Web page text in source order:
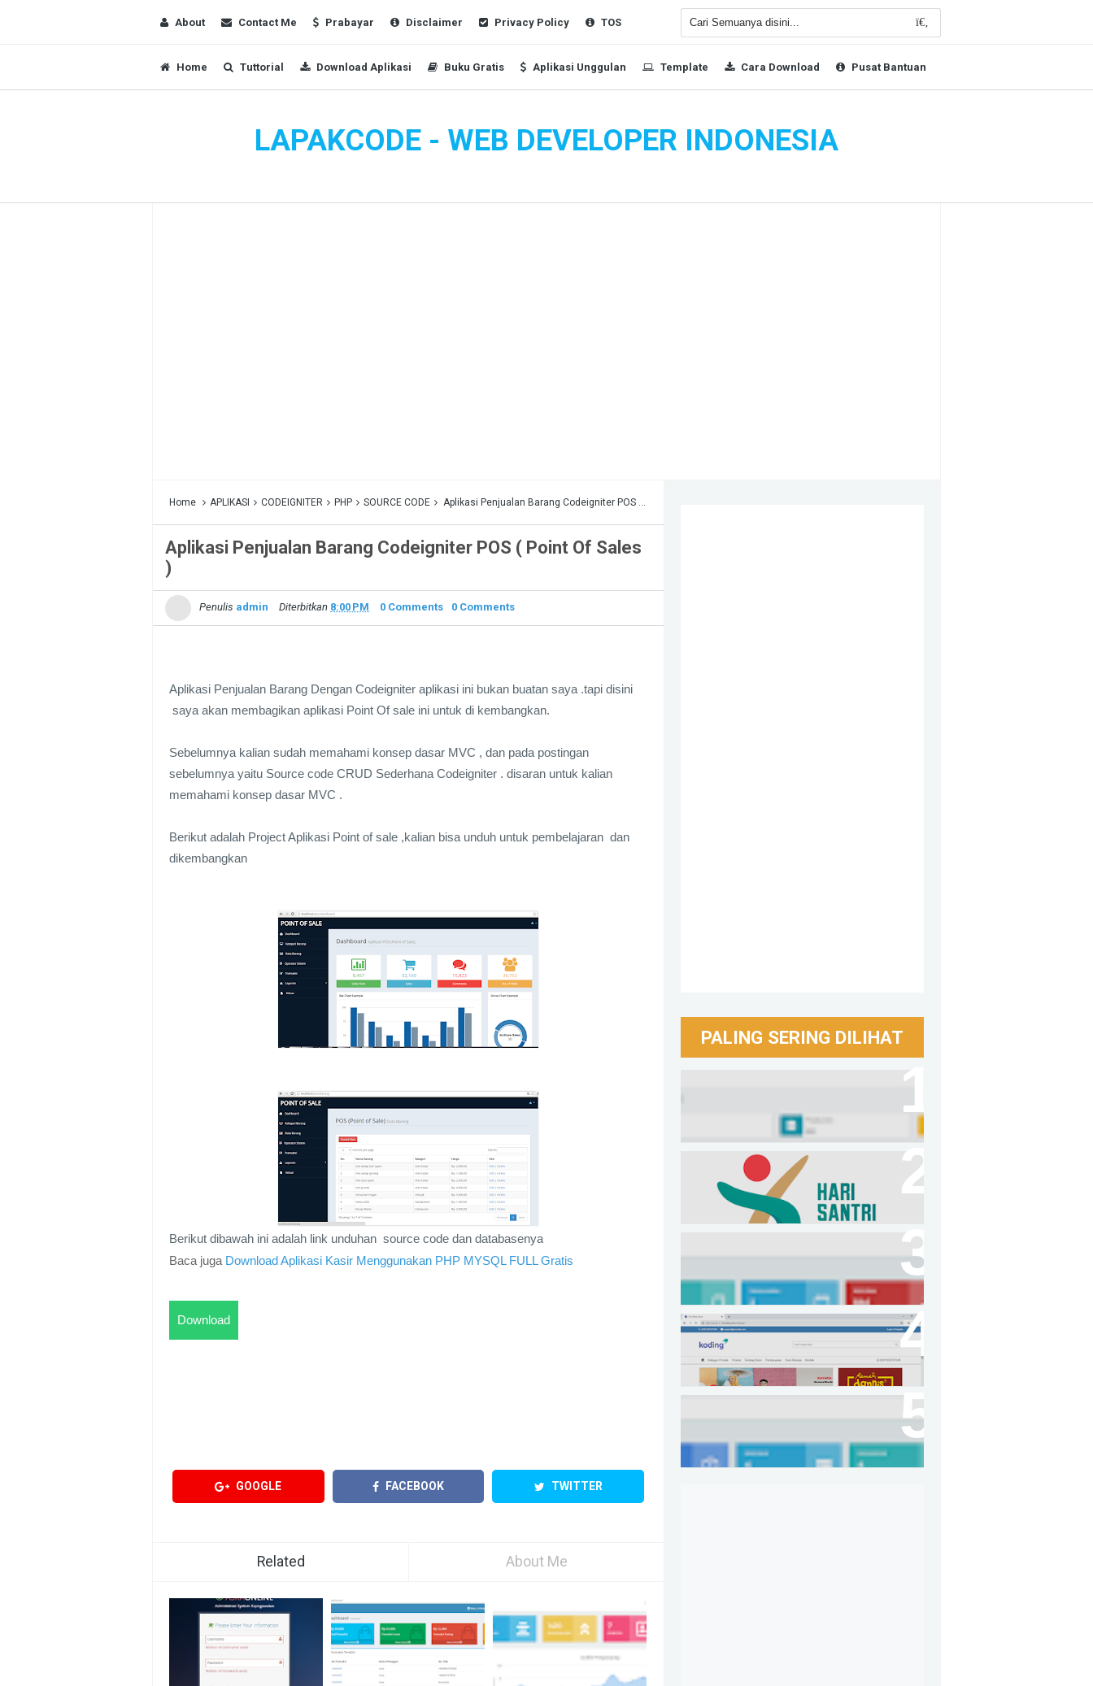
About Contact Me Prabayar Disclaimer Privacy Policy TOS
Home Tuttorial Download Aplikasi Buku Gratis Aplikasi Unggulan Template Cara Download Pusat Bantuan
LAPAKCODE - WEB DEVELOPER INDONESIA
Home APLIKASI CODEIGNITER PHP SOURCE CODE Aplikasi Penjualan Barang Codeigniter POS ( Point Of Sales )
Aplikasi Penjualan Barang Codeigniter POS ( Point Of Sales
)
Penulis admin Diterbitkan 8:00 PM 0 Comments 0 Comments
Aplikasi Penjualan Barang Dengan Codeigniter aplikasi ini bukan buatan saya .tapi disini
saya akan membagikan aplikasi Point Of sale ini untuk di kembangkan.
Sebelumnya kalian sudah memahami konsep dasar MVC , dan pada postingan
sebelumnya yaitu Source code CRUD Sederhana Codeigniter . disaran untuk kalian
memahami konsep dasar MVC .
Berikut adalah Project Aplikasi Point of sale ,kalian bisa unduh untuk pembelajaran dan
dikembangkan
Berikut dibawah ini adalah link unduhan source code dan databasenya
Baca juga Download Aplikasi Kasir Menggunakan PHP MYSQL FULL Gratis
GOOGLE FACEBOOK TWITTER
Related About Me
PALING SERING DILIHAT
Logo hari santri tahun 2024
Source code online shop dengan
codeigniter